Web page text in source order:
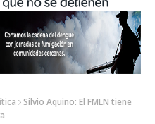
Silvio Aquino: El FMLN tiene